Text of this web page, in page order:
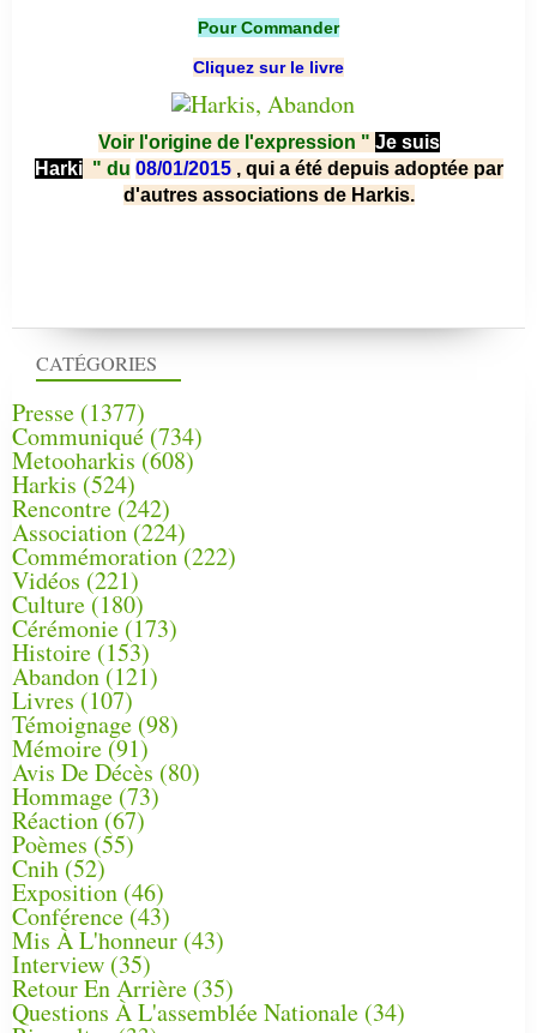
CATÉGORIES
Presse (1377)
Communiqué (734)
Metooharkis (608)
Harkis (524)
Rencontre (242)
Association (224)
Commémoration(222)
Vidéos (221)
Culture(180)
Cérémonie (173)
Histoire (153)
Abandon(121)
Livres (107)
Témoignage (98)
Mémoire (91)
Avis De Décès (80)
Hommage (73)
Réaction(67)
Poèmes (55)
Cnih (52)
Exposition (46)
Conférence(43)
Mis À L'honneur (43)
Interview (35)
Retour En Arrière (35)
Questions À L'assemblée Nationale (34)
Pour Commander
Cliquez sur le livre
Voir l'origine de l'expression " Je suis
Harki " du 08/01/2015 , qui a été depuis adoptée par
d'autres associations de Harkis.